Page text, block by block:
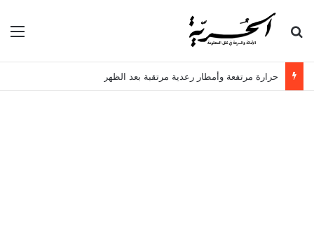
بحث عن
حرارة مرتفعة وأمطار رعدية مرتقبة بعد الظهر